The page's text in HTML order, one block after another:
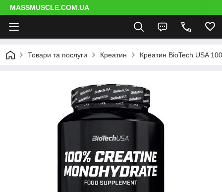
MASSMUSCLE.COM.UA
Товари та послуги Креатин Креатин BioTech USA